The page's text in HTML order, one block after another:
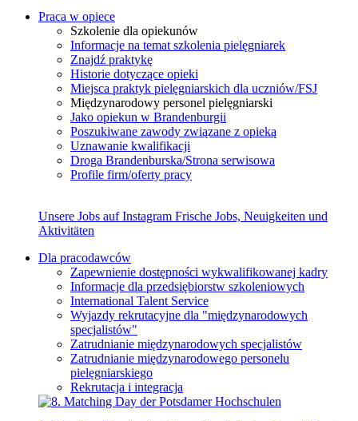
Praca w opiece
Szkolenie dla opiekunów
Informacje na temat szkolenia pielęgniarek
Znajdź praktykę
Historie dotyczące opieki
Miejsca praktyk pielęgniarskich dla uczniów/FSJ
Międzynarodowy personel pielęgniarski
Jako opiekun w Brandenburgii
Poszukiwane zawody związane z opieką
Uznawanie kwalifikacji
Droga Brandenburska/Strona serwisowa
Profile firm/oferty pracy
Unsere Jobs auf Instagram Frische Jobs, Neuigkeiten und
Aktivitäten
Dla pracodawców
Zapewnienie dostępności wykwalifikowanej kadry
Informacje dla przedsiębiorstw szkoleniowych
International Talent Service
Wyjazdy rekrutacyjne dla "międzynarodowych
specjalistów"
Zatrudnianie międzynarodowych specjalistów
Zatrudnianie międzynarodowego personelu
pielęgniarskiego
Rekrutacja i integracja